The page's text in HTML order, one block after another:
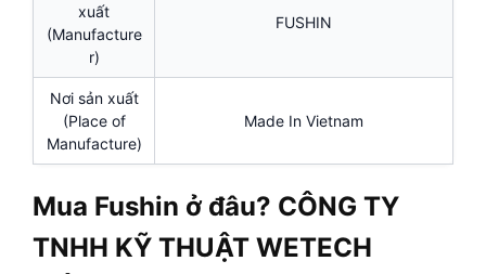
xuất
(Manufacture
r)
FUSHIN
Nơi sản xuất
(Place of
Manufacture)
Made In Vietnam
Mua Fushin ở đâu? CÔNG TY
TNHH KỸ THUẬT WETECH